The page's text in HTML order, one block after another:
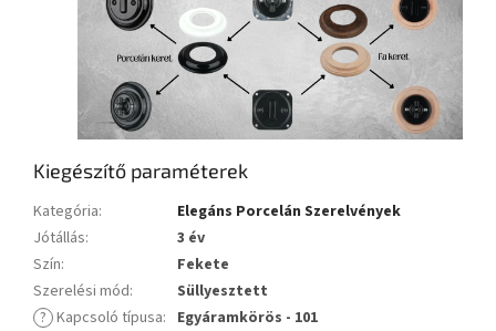
Kiegészítő paraméterek
Kategória:
Elegáns Porcelán Szerelvények
Jótállás:
3 év
Szín:
Fekete
Szerelési mód:
Süllyesztett
? Kapcsoló típusa: Egyáramkörös - 101